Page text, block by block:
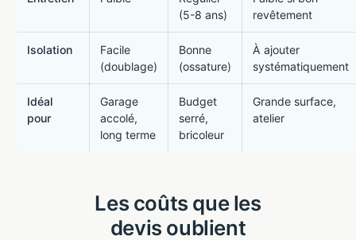
(5-8 ans)
revêtement
Isolation
Facile
(doublage)
Bonne
(ossature)
À ajouter
systématiquement
Idéal
pour
Garage
accolé,
long terme
Budget
serré,
bricoleur
Grande surface,
atelier
Les coûts que les
devis oublient